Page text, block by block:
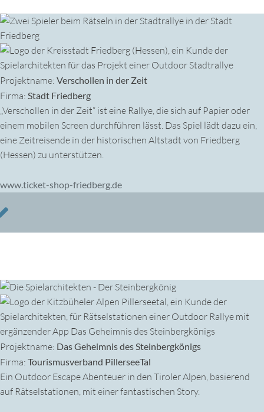
Projektname: Verschollen in der Zeit
Firma: Stadt Friedberg
„Verschollen in der Zeit“ ist eine Rallye, die sich auf Papier oder
einem mobilen Screen durchführen lässt. Das Spiel lädt dazu ein,
eine Zeitreisende in der historischen Altstadt von Friedberg
(Hessen) zu unterstützen.
www.ticket-shop-friedberg.de
Projektname: Das Geheimnis des Steinbergkönigs
Firma: Tourismusverband PillerseeTal
Ein Outdoor Escape Abenteuer in den Tiroler Alpen, basierend
auf Rätselstationen, mit einer fantastischen Story.